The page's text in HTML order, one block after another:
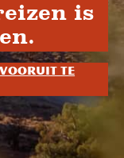
is
vooruit te